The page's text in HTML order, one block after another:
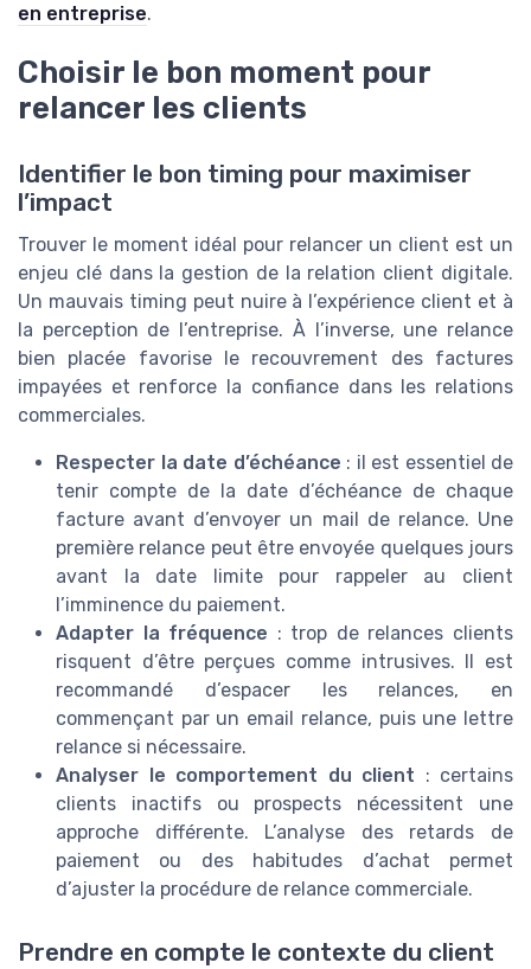
en entreprise.
Choisir le bon moment pour
relancer les clients
Identifier le bon timing pour maximiser
l’impact
Trouver le moment idéal pour relancer un client est un
enjeu clé dans la gestion de la relation client digitale.
Un mauvais timing peut nuire à l’expérience client et à
la perception de l’entreprise. À l’inverse, une relance
bien placée favorise le recouvrement des factures
impayées et renforce la confiance dans les relations
commerciales.
Respecter la date d’échéance : il est essentiel de
tenir compte de la date d’échéance de chaque
facture avant d’envoyer un mail de relance. Une
première relance peut être envoyée quelques jours
avant la date limite pour rappeler au client
l’imminence du paiement.
Adapter la fréquence : trop de relances clients
risquent d’être perçues comme intrusives. Il est
recommandé d’espacer les relances, en
commençant par un email relance, puis une lettre
relance si nécessaire.
Analyser le comportement du client : certains
clients inactifs ou prospects nécessitent une
approche différente. L’analyse des retards de
paiement ou des habitudes d’achat permet
d’ajuster la procédure de relance commerciale.
Prendre en compte le contexte du client